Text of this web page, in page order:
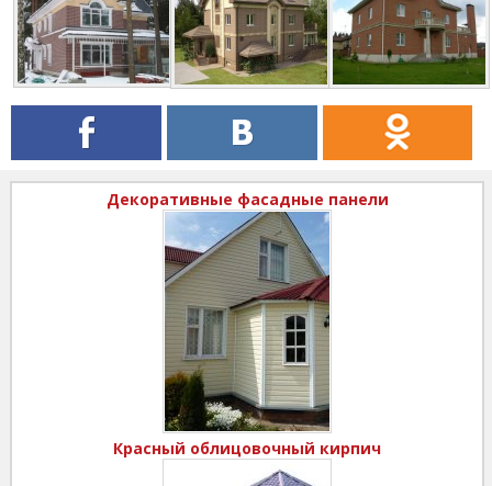
Декоративные фасадные панели
Красный облицовочный кирпич